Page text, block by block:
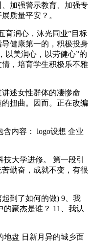
加强警示教育、加强专
质量平安？。
润心，沐光同业”目标
健康第一的，积极投身
以美润心，以劳健心”的
，培育学生积极乐不雅
述女性群体的凄惨命
扭曲。因而。正在改编
内容： logo设想 企业
大学进修。 第一段引
勤奋，成就不变，有很
到了如何的做) 9、我
的豪杰是谁？ 11、我认
盘 日新月异的城乡面